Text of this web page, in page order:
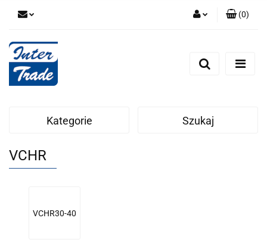
Zarejestruj się
(0)
Kategorie Szukaj
VCHR
VCHR30-40